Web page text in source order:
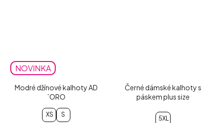
NOVINKA
Modré džínové kalhoty AD
´ORO
XS S
Černé dámské kalhoty s
páskem plus size
5XL